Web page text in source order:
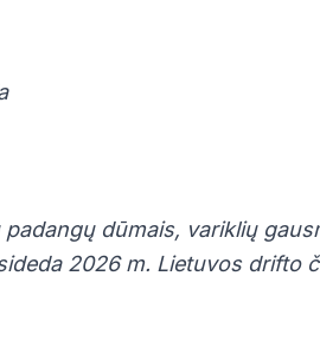
dūmais, variklių
2026 m. Lietuvos drifto